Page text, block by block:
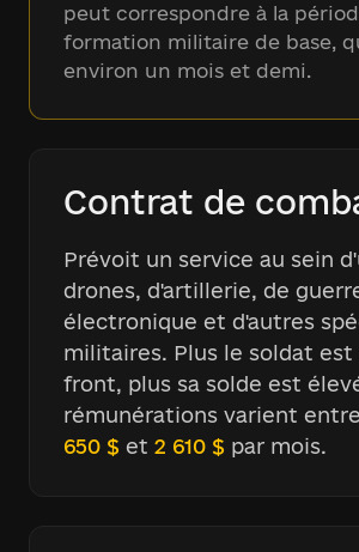
peut correspondre à la
formation militaire de base,
environ un mois et demi.
Contrat de
Prévoit un service au sein
drones, d'artillerie, de
électronique et d'autres
militaires. Plus le soldat est
front, plus sa solde est
rémunérations varient
650 $ et 2 610 $ par mois.